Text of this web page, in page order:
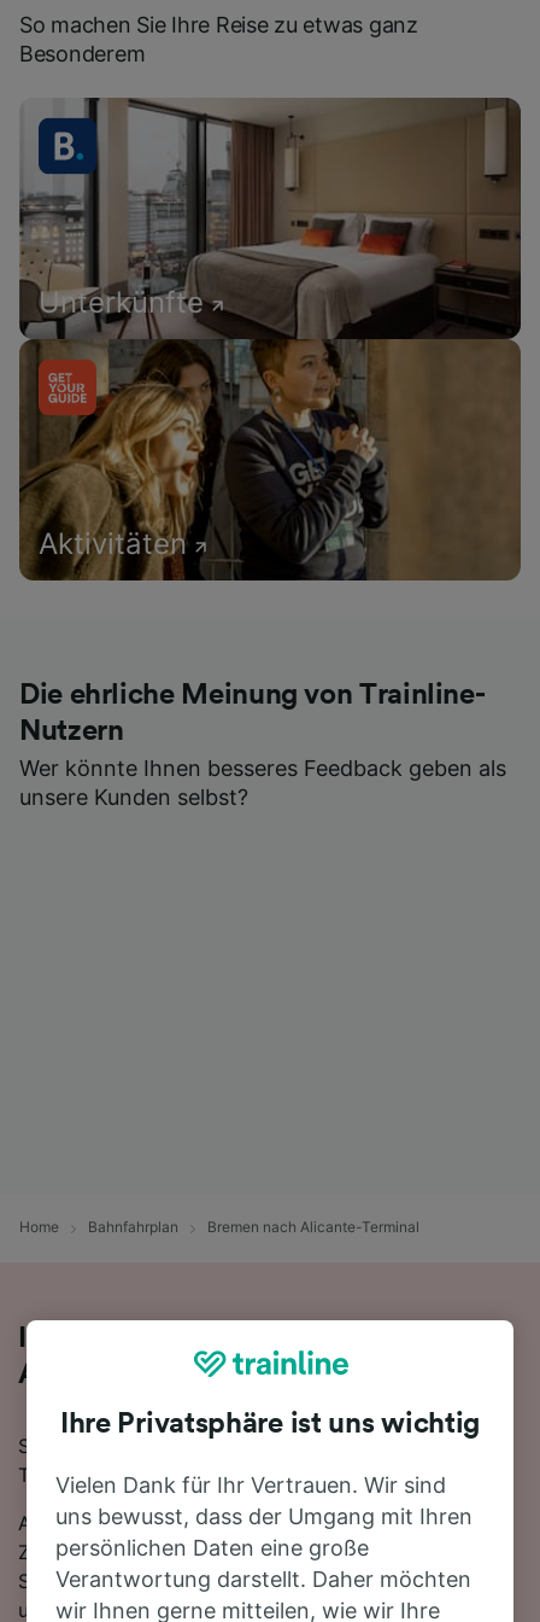
So machen Sie Ihre Reise zu etwas ganz
Besonderem
Unterkünfte
Aktivitäten
Die ehrliche Meinung von Trainline-
Nutzern
Wer könnte Ihnen besseres Feedback geben als
unsere Kunden selbst?
Home Bahnfahrplan Bremen nach Alicante-Terminal
Ihre Zugfahrt von Bremen nach
Alicante-Terminal
Sie planen eine Zugfahrt von Bremen nach Alicante-
Terminal? Starten Sie jetzt Ihre Suche!
Auf der 1787 km langen Strecke fahren in der Regel 13
Züge, die schnellste Reisezeit beträgt dabei 29
Stunden 39 Minuten. Sie müssen unterwegs 3
umsteigen, da es auf dieser Route keine direkten
Ihre Privatsphäre ist uns wichtig
Vielen Dank für Ihr Vertrauen. Wir sind
uns bewusst, dass der Umgang mit Ihren
persönlichen Daten eine große
Verantwortung darstellt. Daher möchten
wir Ihnen gerne mitteilen, wie wir Ihre